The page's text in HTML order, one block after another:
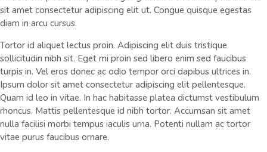
sit amet consectetur adipiscing elit ut. Congue quisque egestas
diam in arcu cursus.
Tortor id aliquet lectus proin. Adipiscing elit duis tristique
sollicitudin nibh sit. Eget mi proin sed libero enim sed faucibus
turpis in. Vel eros donec ac odio tempor orci dapibus ultrices in.
Ipsum dolor sit amet consectetur adipiscing elit pellentesque.
Quam id leo in vitae. In hac habitasse platea dictumst vestibulum
rhoncus. Mattis pellentesque id nibh tortor. Accumsan sit amet
nulla facilisi morbi tempus iaculis urna. Potenti nullam ac tortor
vitae purus faucibus ornare.